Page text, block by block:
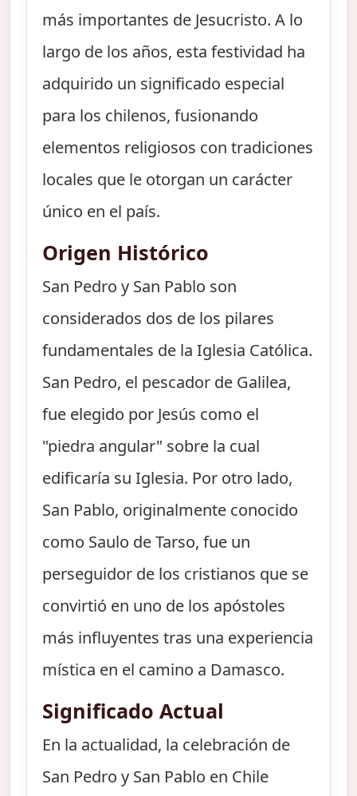
más importantes de Jesucristo. A lo
largo de los años, esta festividad ha
adquirido un significado especial
para los chilenos, fusionando
elementos religiosos con tradiciones
locales que le otorgan un carácter
único en el país.
Origen Histórico
San Pedro y San Pablo son
considerados dos de los pilares
fundamentales de la Iglesia Católica.
San Pedro, el pescador de Galilea,
fue elegido por Jesús como el
"piedra angular" sobre la cual
edificaría su Iglesia. Por otro lado,
San Pablo, originalmente conocido
como Saulo de Tarso, fue un
perseguidor de los cristianos que se
convirtió en uno de los apóstoles
más influyentes tras una experiencia
mística en el camino a Damasco.
Significado Actual
En la actualidad, la celebración de
San Pedro y San Pablo en Chile